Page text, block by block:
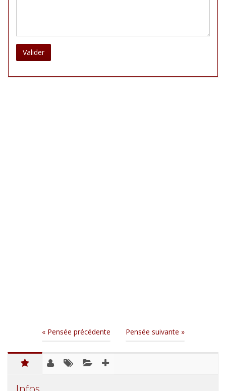
Valider
« Pensée précédente Pensée suivante »
Infos ...